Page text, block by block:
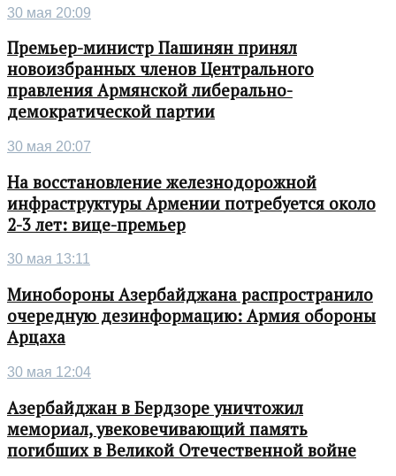
30 мая 20:09
Премьер-министр Пашинян принял
новоизбранных членов Центрального
правления Армянской либерально-
демократической партии
30 мая 20:07
На восстановление железнодорожной
инфраструктуры Армении потребуется около
2-3 лет: вице-премьер
30 мая 13:11
Минобороны Азербайджана распространило
очередную дезинформацию: Армия обороны
Арцаха
30 мая 12:04
Азербайджан в Бердзоре уничтожил
мемориал, увековечивающий память
погибших в Великой Отечественной войне